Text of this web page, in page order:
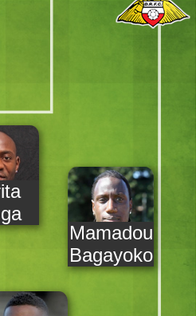
Mamadou
Bagayoko